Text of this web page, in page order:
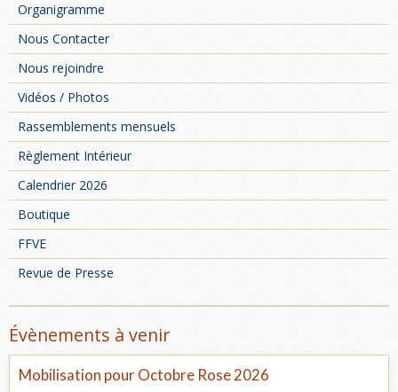
Organigramme
Nous Contacter
Nous rejoindre
Vidéos / Photos
Rassemblements mensuels
Règlement Intérieur
Calendrier 2026
Boutique
FFVE
Revue de Presse
Évènements à venir
Mobilisation pour Octobre Rose 2026